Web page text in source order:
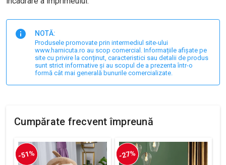
NOTĂ:
Produsele promovate prin intermediul site-ului
www.harnicuta.ro au scop comercial. Informațiile afișate pe
site cu privire la conținut, caracteristici sau detalii de produs
sunt strict informative și au scopul de a prezenta într-o
formă cât mai generală bunurile comercializate.
Cumpărate frecvent împreună
-51% -27%